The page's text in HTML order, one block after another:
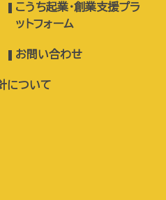
こうち起業・創業支援プラ
ットフォーム
お問い合わせ
について